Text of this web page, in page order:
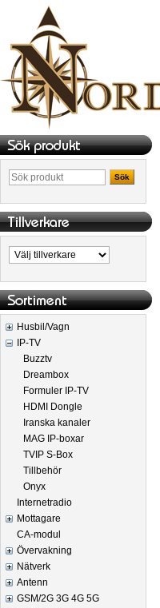
Sök
Husbil/Vagn
IP-TV
Buzztv
Dreambox
Formuler IP-TV
HDMI Dongle
Iranska kanaler
MAG IP-boxar
TVIP S-Box
Tillbehör
Onyx
Internetradio
Mottagare
CA-modul
Övervakning
Nätverk
Antenn
GSM/2G 3G 4G 5G